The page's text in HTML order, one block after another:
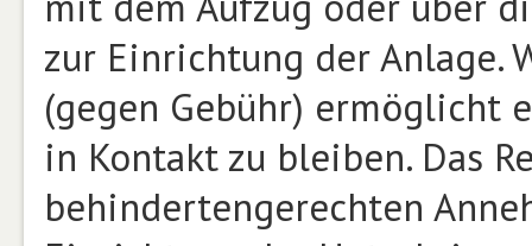
zur Einrichtung der Anlage.
(gegen Gebühr) ermöglicht
in Kontakt zu bleiben. Das
behindertengerechten